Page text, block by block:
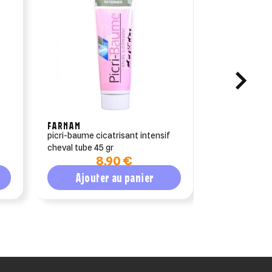
FARNAM
picri-baume cicatrisant intensif
cheval tube 45 gr
8,90 €
Ajouter au panier